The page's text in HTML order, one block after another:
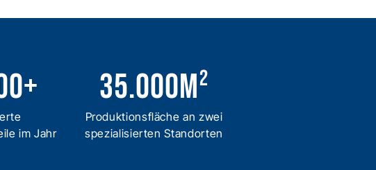
+
im Jahr
35.000m²
Produktionsfläche an zwei
spezialisierten Standorten